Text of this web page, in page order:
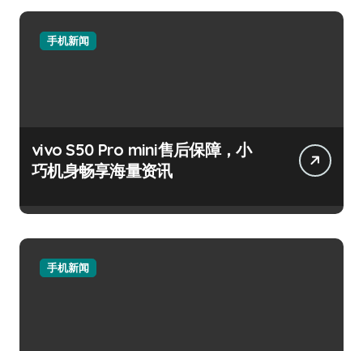
手机新闻
vivo S50 Pro mini售后保障，小
巧机身畅享海量资讯
手机新闻